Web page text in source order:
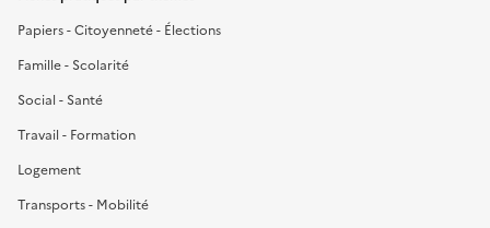
Papiers - Citoyenneté - Élections
Famille - Scolarité
Social - Santé
Travail - Formation
Logement
Transports - Mobilité